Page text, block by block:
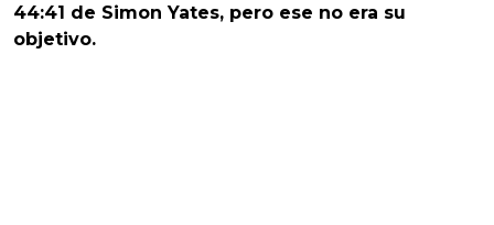
44:41 de Simon Yates, pero ese no era su
objetivo.